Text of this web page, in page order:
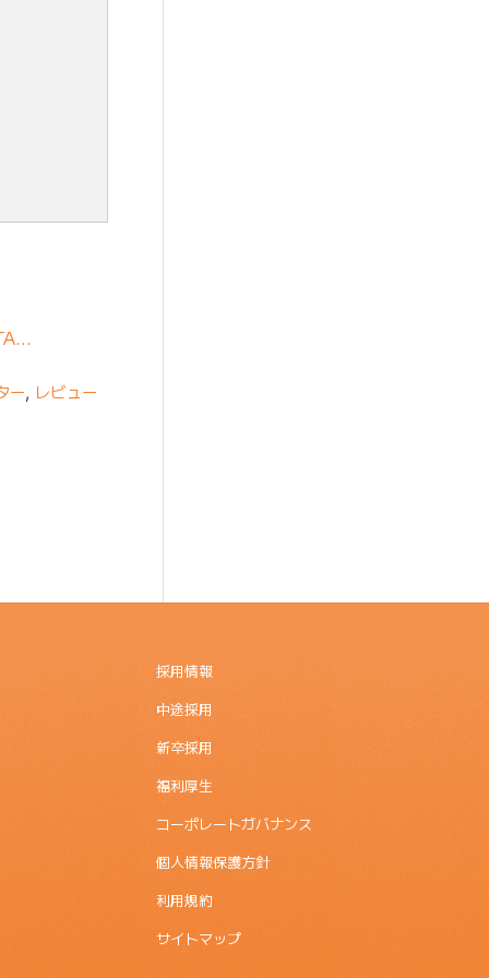
ー, レビュー
採用情報
中途採用
新卒採用
福利厚生
コーポレートガバナンス
個人情報保護方針
利用規約
サイトマップ